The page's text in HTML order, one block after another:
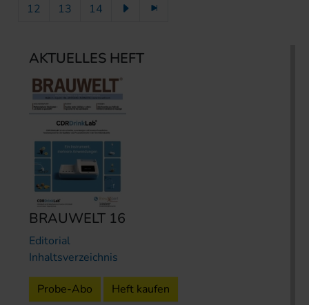
12 13 14
AKTUELLES HEFT
BRAUWELT 16
Editorial
Inhaltsverzeichnis
Probe-Abo Heft kaufen